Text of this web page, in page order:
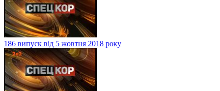
186 випуск від 5 жовтня 2018 року